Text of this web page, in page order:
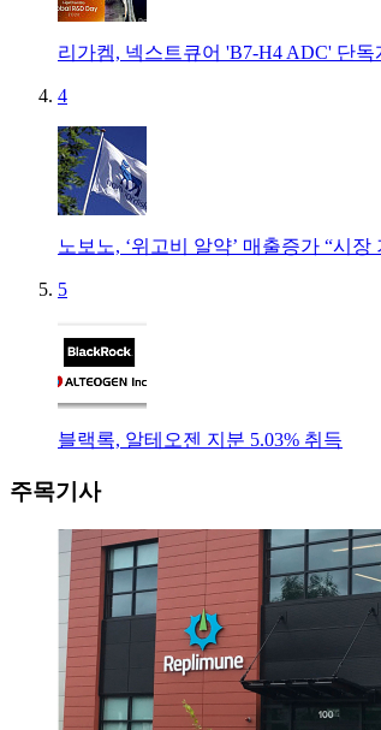
리가켐, 넥스트큐어 'B7-H4 ADC' 단독
4
노보노, ‘위고비 알약’ 매출증가 “시장
5
블랙록, 알테오젠 지분 5.03% 취득
주목기사